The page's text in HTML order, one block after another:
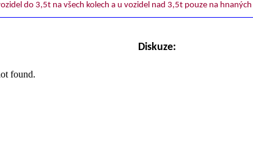
do 3,5t na všech kolech a u vozidel nad 3,5t pouze na hnaných
Diskuze: